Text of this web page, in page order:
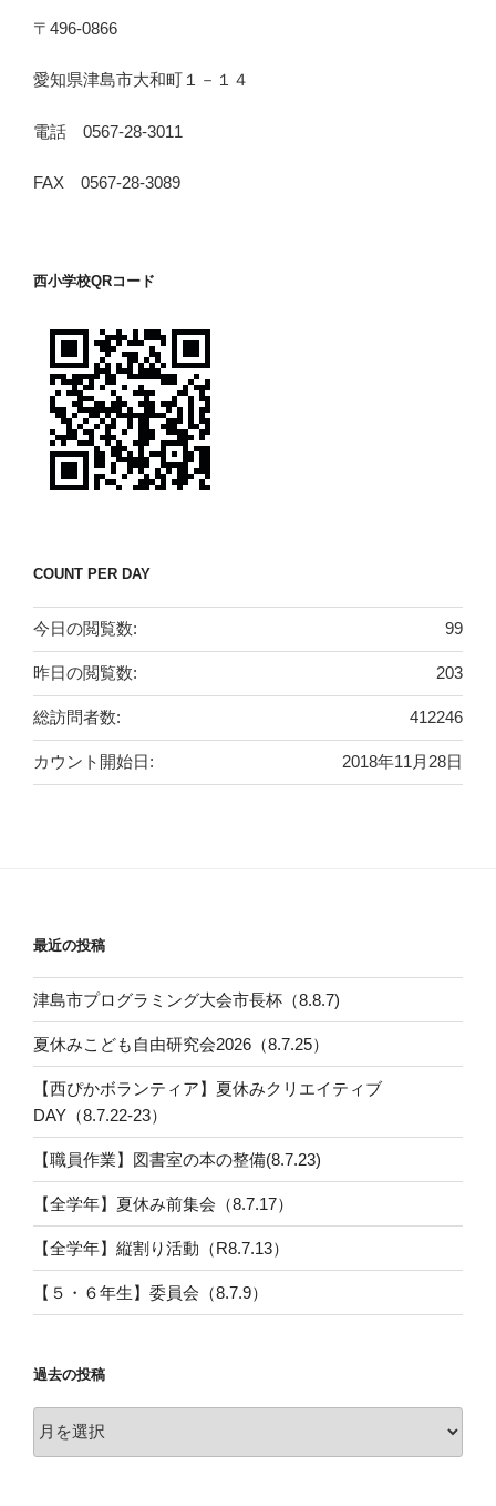
〒496-0866
愛知県津島市大和町１－１４
電話 0567-28-3011
FAX 0567-28-3089
西小学校QRコード
COUNT PER DAY
99
今日の閲覧数:
203
昨日の閲覧数:
412246
総訪問者数:
2018年11月28日
カウント開始日:
最近の投稿
津島市プログラミング大会市長杯（8.8.7)
夏休みこども自由研究会2026（8.7.25）
【西ぴかボランティア】夏休みクリエイティブ
DAY（8.7.22-23）
【職員作業】図書室の本の整備(8.7.23)
【全学年】夏休み前集会（8.7.17）
【全学年】縦割り活動（R8.7.13）
【５・６年生】委員会（8.7.9）
過去の投稿
過